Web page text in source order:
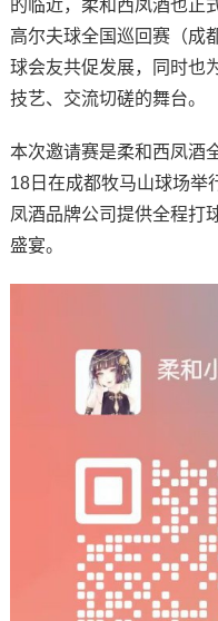
的临近，柔和西凤酒也正
高尔夫球全国巡回赛（成
球会友共促发展，同时也
技艺、交流切磋的舞台。
本次邀请赛是柔和西凤酒
18日在成都牧马山球场举
凤酒品牌公司提供全程打
盛宴。